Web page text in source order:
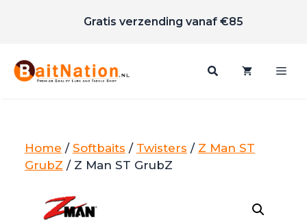
inhoud
Gratis verzending vanaf €85
Home / Softbaits / Twisters / Z Man ST
GrubZ / Z Man ST GrubZ